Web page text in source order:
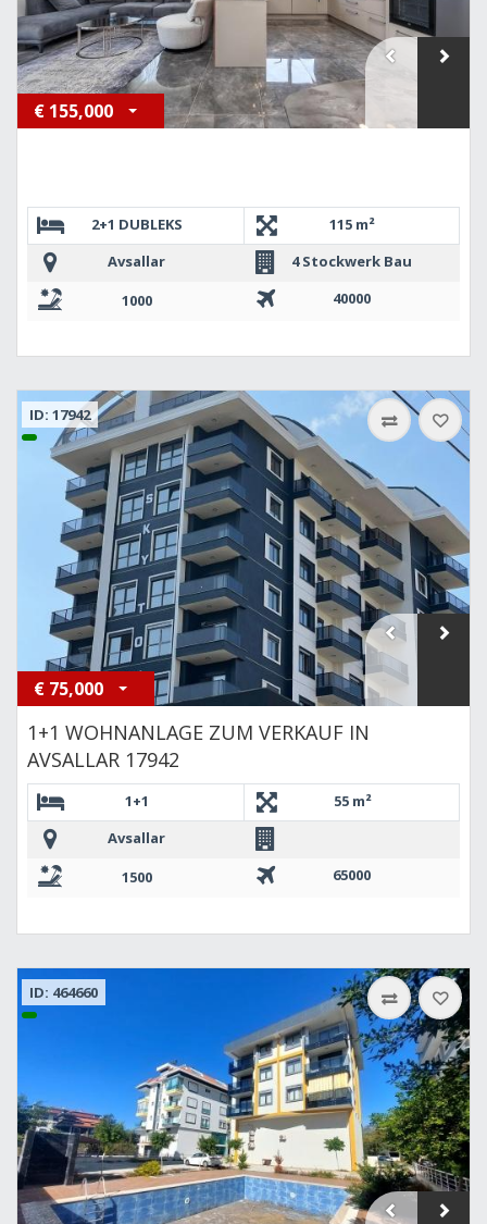
€ 155,000
2+1 DUBLEKS
115 m²
Avsallar
4 Stockwerk Bau
1000
40000
ID: 17942
€ 75,000
1+1 WOHNANLAGE ZUM VERKAUF IN
AVSALLAR 17942
1+1
55 m²
Avsallar
1500
65000
ID: 464660